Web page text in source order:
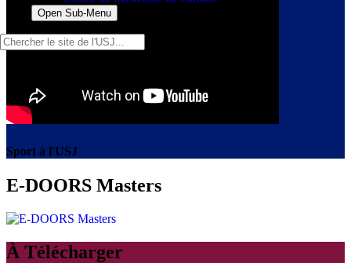
Open Sub-Menu
Sport à l'USJ
E-DOORS Masters
À Télécharger